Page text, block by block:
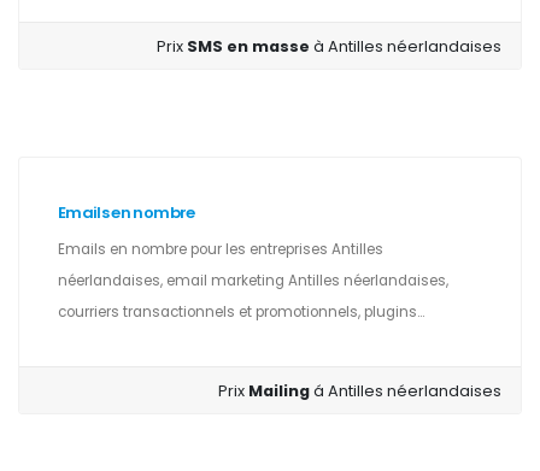
Prix SMS en masseà Antilles néerlandaises
Emails en nombre
Emails en nombre pour les entreprises Antilles
néerlandaises, email marketing Antilles néerlandaises,
courriers transactionnels et promotionnels, plugins...
Prix Mailingá Antilles néerlandaises